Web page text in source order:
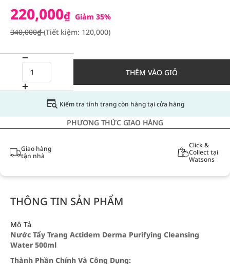
220,000₫ Giảm 35%
340,000₫(Tiết kiệm: 120,000)
THÊM VÀO GIỎ
Kiểm tra tình trạng còn hàng tại cửa hàng
PHƯƠNG THỨC GIAO HÀNG
Giao hàng
tận nhà
Click &
Collect tại
Watsons
THÔNG TIN SẢN PHẨM
Mô Tả
Nước Tẩy Trang Actidem Derma Purifying Cleansing
Water 500ml
Thành Phần Chính Và Công Dụng: